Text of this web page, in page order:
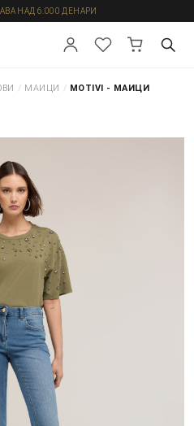
НАД 6.000 ДЕНАРИ
/ МАИЦИ / MOTIVI - МАИЦИ